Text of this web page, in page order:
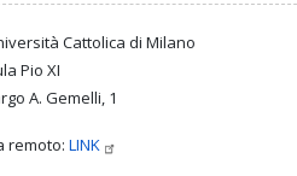
Cattolica di Milano
Pio XI
A. Gemelli, 1
remoto:LINK